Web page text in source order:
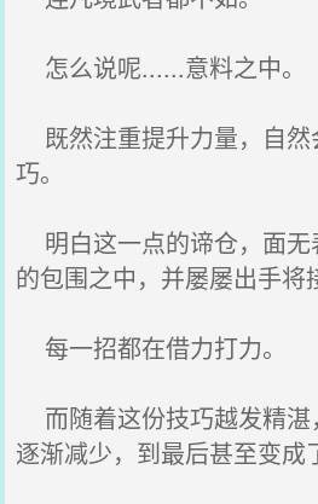
怎么说呢......意料之中。
既然注重提升力量，自然
巧。
明白这一点的谛仓，面无
的包围之中，并屡屡出手将
每一招都在借力打力。
而随着这份技巧越发精湛
逐渐减少，到最后甚至变成